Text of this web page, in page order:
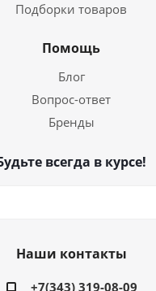
Подборки товаров
Помощь
Блог
Вопрос-ответ
Бренды
всегда в курсе!
Наши контакты
+7(343) 319-08-09